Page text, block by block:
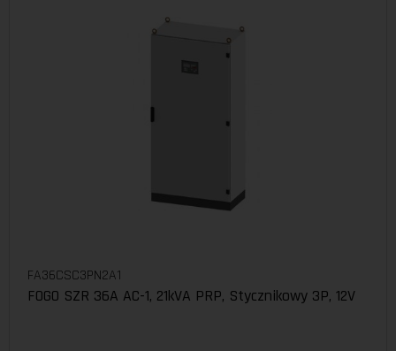
FA36CSC3PN2A1
FOGO SZR 36A AC-1, 21kVA PRP, Stycznikowy 3P, 12V